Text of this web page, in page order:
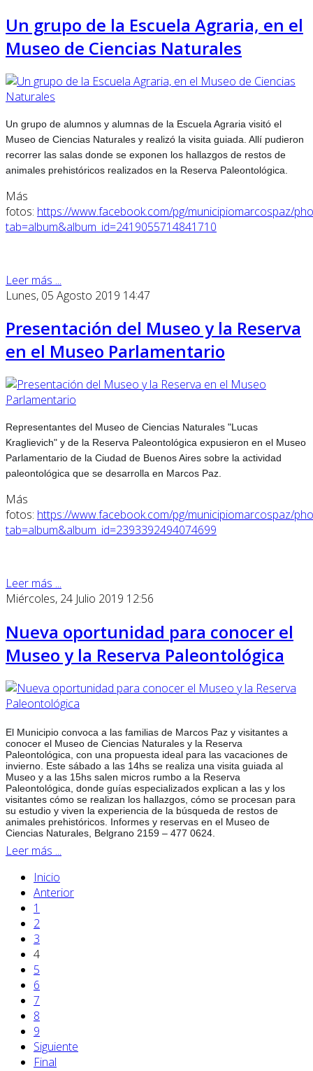
Un grupo de la Escuela Agraria, en el
Museo de Ciencias Naturales
Un grupo de alumnos y alumnas de la Escuela Agraria visitó el
Museo de Ciencias Naturales y realizó la visita guiada. Allí pudieron
recorrer las salas donde se exponen los hallazgos de restos de
animales prehistóricos realizados en la Reserva Paleontológica.
Más
fotos: https://www.facebook.com/pg/municipiomarcospaz/
tab=album&album_id=2419055714841710
Leer más ...
Lunes, 05 Agosto 2019 14:47
Presentación del Museo y la Reserva
en el Museo Parlamentario
Representantes del Museo de Ciencias Naturales "Lucas
Kraglievich" y de la Reserva Paleontológica expusieron en el Museo
Parlamentario de la Ciudad de Buenos Aires sobre la actividad
paleontológica que se desarrolla en Marcos Paz.
Más
fotos: https://www.facebook.com/pg/municipiomarcospaz/
tab=album&album_id=2393392494074699
Leer más ...
Miércoles, 24 Julio 2019 12:56
Nueva oportunidad para conocer el
Museo y la Reserva Paleontológica
El Municipio convoca a las familias de Marcos Paz y visitantes a
conocer el Museo de Ciencias Naturales y la Reserva
Paleontológica, con una propuesta ideal para las vacaciones de
invierno. Este sábado a las 14hs se realiza una visita guiada al
Museo y a las 15hs salen micros rumbo a la Reserva
Paleontológica, donde guías especializados explican a las y los
visitantes cómo se realizan los hallazgos, cómo se procesan para
su estudio y viven la experiencia de la búsqueda de restos de
animales prehistóricos. Informes y reservas en el Museo de
Ciencias Naturales, Belgrano 2159 – 477 0624.
Leer más ...
Inicio
Anterior
1
2
3
4
5
6
7
8
9
Siguiente
Final